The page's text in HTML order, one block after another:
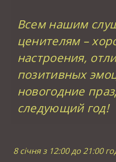
Всем нашим
ценителям –
настроения,
позитивных
новогодние
следующий год!
8 січня з 12:00 до 21:00